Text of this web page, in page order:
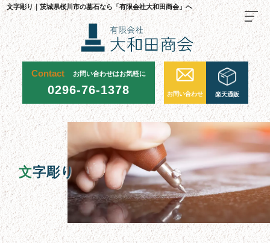
文字彫り｜茨城県桜川市の墓石なら「有限会社大和田商会」へ
Contact お問い合わせはお気軽に
0296-76-1378 お問い合わせ 楽天通販
文字彫り
TOP
当社が選ばれる理由
施工事例
お墓について
お墓を建てる
お墓のリフォーム・修繕